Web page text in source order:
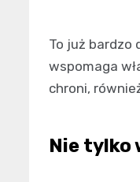
To już bardzo
wspomaga
chroni,
Nie tylko